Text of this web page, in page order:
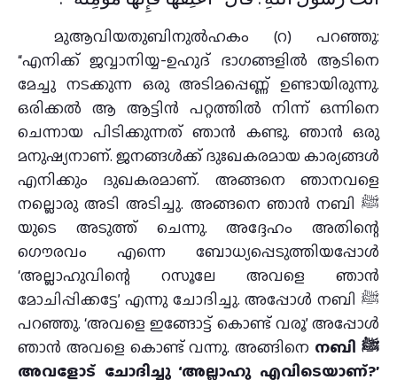
മുആവിയതുബിനുൽഹകം (റ) പറഞ്ഞു:
“എനിക്ക് ജവ്വാനിയ്യ-ഉഹുദ് ഭാഗങ്ങളിൽ ആടിനെ
മേച്ചു നടക്കുന്ന ഒരു അടിമപ്പെണ്ണ് ഉണ്ടായിരുന്നു.
ഒരിക്കൽ ആ ആട്ടിൻ പറ്റത്തിൽ നിന്ന് ഒന്നിനെ
ചെന്നായ പിടിക്കുന്നത്‌ ഞാൻ കണ്ടു. ഞാൻ ഒരു
മനുഷ്യനാണ്. ജനങ്ങൾക്ക്‌ ദുഃഖകരമായ കാര്യങ്ങൾ
എനിക്കും ദുഖകരമാണ്. അങ്ങനെ ഞാനവളെ
നല്ലൊരു അടി അടിച്ചു. അങ്ങനെ ഞാൻ നബി ﷺ
യുടെ അടുത്ത് ചെന്നു. അദ്ദേഹം അതിന്റെ
ഗൌരവം എന്നെ ബോധ്യപ്പെടുത്തിയപ്പോൾ
‘അല്ലാഹുവിന്റെ റസൂലേ അവളെ ഞാൻ
മോചിപ്പിക്കട്ടേ’ എന്നു ചോദിച്ചു. അപ്പോൾ നബി ﷺ
പറഞ്ഞു. ‘അവളെ ഇങ്ങോട്ട് കൊണ്ട് വരൂ’ അപ്പോൾ
ഞാൻ അവളെ കൊണ്ട് വന്നു. അങ്ങിനെ നബി ﷺ
അവളോട്‌ ചോദിച്ചു ‘അല്ലാഹു എവിടെയാണ്?’